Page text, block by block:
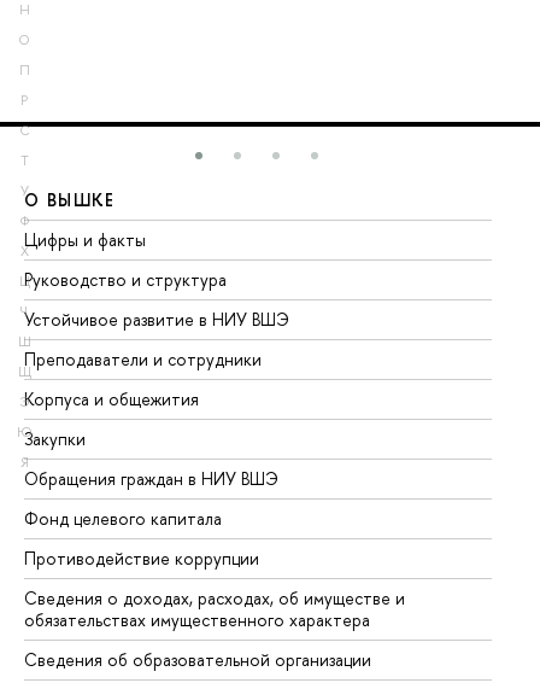
Н
О
П
Р
С
Т
У
Ф
Х
Ц
Ч
Ш
Щ
Э
Ю
Я
О ВЫШКЕ
Цифры и факты
Руководство и структура
Устойчивое развитие в НИУ ВШЭ
Преподаватели и сотрудники
Корпуса и общежития
Закупки
Обращения граждан в НИУ ВШЭ
Фонд целевого капитала
Противодействие коррупции
Сведения о доходах, расходах, об имуществе и
обязательствах имущественного характера
Сведения об образовательной организации